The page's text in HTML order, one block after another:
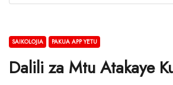
SAIKOLOJIA PAKUA APP YETU
Dalili za Mtu Atakaye